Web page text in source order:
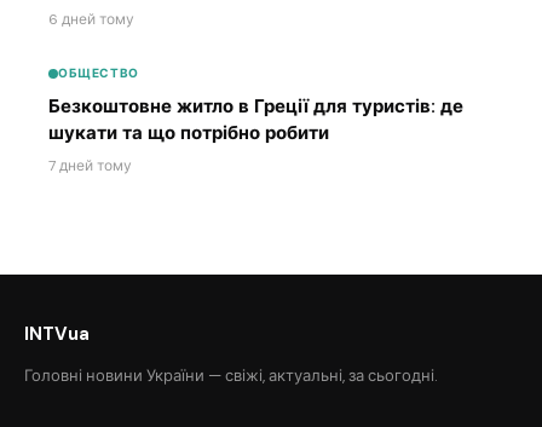
6 дней тому
ОБЩЕСТВО
Безкоштовне житло в Греції для туристів: де
шукати та що потрібно робити
7 дней тому
INTVua
Головні новини України — свіжі, актуальні, за сьогодні.